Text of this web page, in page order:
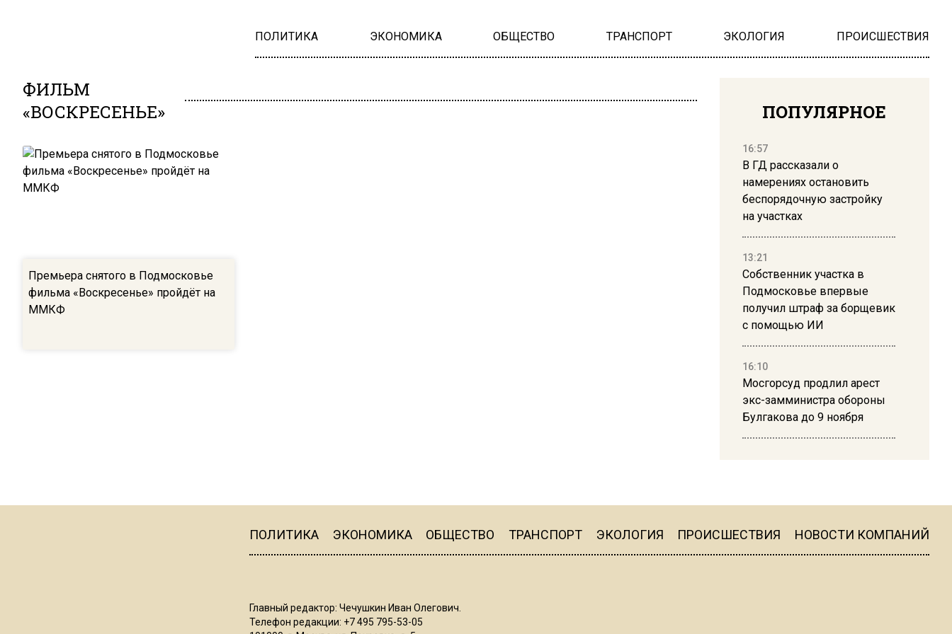
ПОЛИТИКА ЭКОНОМИКА ОБЩЕСТВО ТРАНСПОРТ ЭКОЛОГИЯ ПРОИСШЕСТВИЯ
ФИЛЬМ
«ВОСКРЕСЕНЬЕ»
Премьера снятого в Подмосковье
фильма «Воскресенье» пройдёт на
ММКФ
ПОПУЛЯРНОЕ
16:57
В ГД рассказали о
намерениях остановить
беспорядочную застройку
на участках
13:21
Собственник участка в
Подмосковье впервые
получил штраф за борщевик
с помощью ИИ
16:10
Мосгорсуд продлил арест
экс-замминистра обороны
Булгакова до 9 ноября
16:19
ПОЛИТИКА ЭКОНОМИКА ОБЩЕСТВО ТРАНСПОРТ ЭКОЛОГИЯ ПРОИСШЕСТВИЯ НОВОСТИ КОМПАНИЙ
Главный редактор: Чечушкин Иван Олегович.
Телефон редакции: +7 495 795-53-05